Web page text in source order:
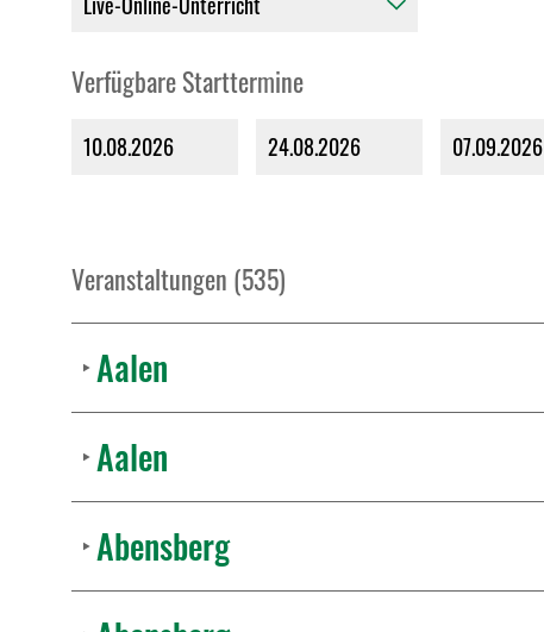
Verfügbare Starttermine
10.08.2026 24.08.2026 07.09.2026
Veranstaltungen (535)
Aalen
Aalen
Abensberg